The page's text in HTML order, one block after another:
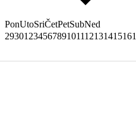
PonUtoSriČetPetSubNed
293012345678910111213141516